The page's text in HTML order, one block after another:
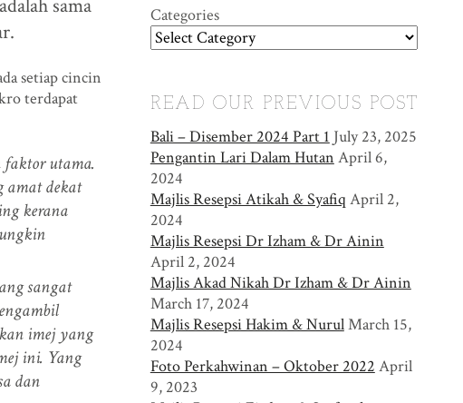
sama
setiap cincin
terdapat
faktor utama.
amat dekat
kerana
sangat
imej yang
ini. Yang
dan
Categories
READ OUR PREVIOUS POST
Bali – Disember 2024 Part 1 July 23, 2025
Pengantin Lari Dalam Hutan April 6,
2024
Majlis Resepsi Atikah & Syafiq April 2,
2024
Majlis Resepsi Dr Izham & Dr Ainin
April 2, 2024
Majlis Akad Nikah Dr Izham & Dr Ainin
March 17, 2024
Majlis Resepsi Hakim & NurulMarch 15,
2024
Foto Perkahwinan – Oktober 2022 April
9, 2023